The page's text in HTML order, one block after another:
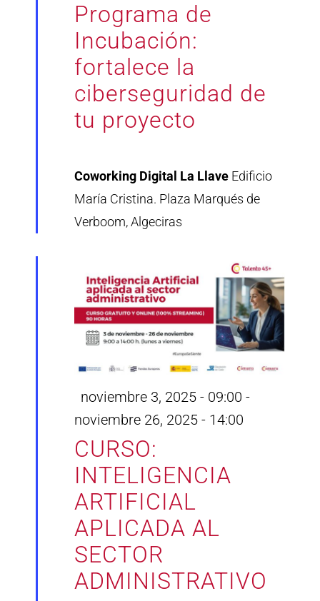
Programa de
Incubación:
fortalece la
ciberseguridad de
tu proyecto
Coworking Digital La Llave Edificio
María Cristina. Plaza Marqués de
Verboom, Algeciras
CURSO:
INTELIGENCIA
ARTIFICIAL
APLICADA AL
SECTOR
ADMINISTRATIVO
Destacado
noviembre 3, 2025 - 09:00 -
noviembre 26, 2025 - 14:00